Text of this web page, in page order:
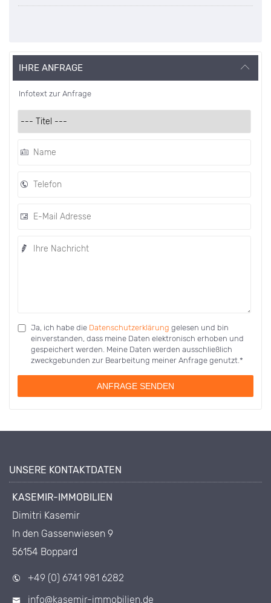
IHRE ANFRAGE
Infotext zur Anfrage
Ja, ich habe die Datenschutzerklärung gelesen und bin
einverstanden, dass meine Daten elektronisch erhoben und
gespeichert werden. Meine Daten werden ausschließlich
zweckgebunden zur Bearbeitung meiner Anfrage genutzt.*
ANFRAGE SENDEN
UNSERE KONTAKTDATEN
KASEMIR-IMMOBILIEN
Dimitri Kasemir
In den Gassenwiesen 9
56154 Boppard
+49 (0) 6741 981 6282
info@kasemir-immobilien.de